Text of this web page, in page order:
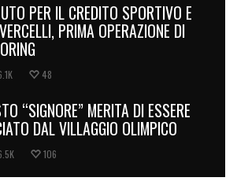
PER IL CREDITO SPORTIVO E
PRIMA OPERAZIONE DI
48
“SIGNORE” MERITA DI ESSERE
DAL VILLAGGIO OLIMPICO
106